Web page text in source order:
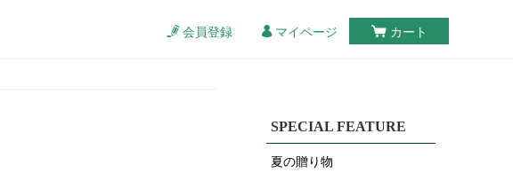
会員登録 マイページ カート
SPECIAL FEATURE
夏の贈り物